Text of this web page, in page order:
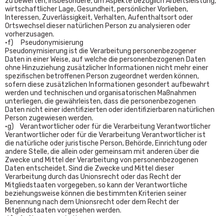
wirtschaftlicher Lage, Gesundheit, persönlicher Vorlieben,
Interessen, Zuverlässigkeit, Verhalten, Aufenthaltsort oder
Ortswechsel dieser natürlichen Person zu analysieren oder
vorherzusagen.
•f) Pseudonymisierung
Pseudonymisierung ist die Verarbeitung personenbezogener
Daten in einer Weise, auf welche die personenbezogenen Daten
ohne Hinzuziehung zusätzlicher Informationen nicht mehr einer
spezifischen betroffenen Person zugeordnet werden können,
sofern diese zusätzlichen Informationen gesondert aufbewahrt
werden und technischen und organisatorischen Maßnahmen
unterliegen, die gewährleisten, dass die personenbezogenen
Daten nicht einer identifizierten oder identifizierbaren natürlichen
Person zugewiesen werden.
•g) Verantwortlicher oder für die Verarbeitung Verantwortlicher
Verantwortlicher oder für die Verarbeitung Verantwortlicher ist
die natürliche oder juristische Person, Behörde, Einrichtung oder
andere Stelle, die allein oder gemeinsam mit anderen über die
Zwecke und Mittel der Verarbeitung von personenbezogenen
Daten entscheidet. Sind die Zwecke und Mittel dieser
Verarbeitung durch das Unionsrecht oder das Recht der
Mitgliedstaaten vorgegeben, so kann der Verantwortliche
beziehungsweise können die bestimmten Kriterien seiner
Benennung nach dem Unionsrecht oder dem Recht der
Mitgliedstaaten vorgesehen werden.